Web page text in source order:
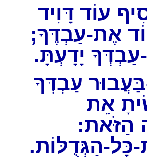
עוֹד דָּוִיד
אֶת-עַבְדֶּךָ;
יָדָעְתָּ.
עַבְדְּךָ
אֵת
הַזֹּאת:
כָּל-הַגְּדֻלּוֹת.